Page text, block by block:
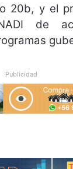
20b, y el
de
Publicidad